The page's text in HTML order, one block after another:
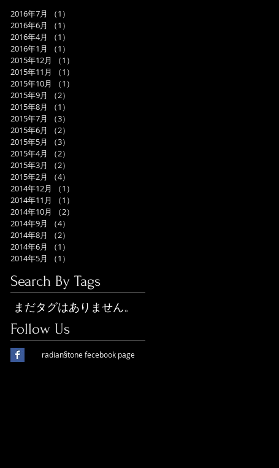
2016年7月 （1）
2016年6月
（1）
2016年4月
（1）
2016年1月
（1）
2015年12月
（1）
2015年11月
（1）
2015年10月
（1）
2015年9月
（2）
2015年8月
（1）
2015年7月
（3）
2015年6月
（2）
2015年5月
（3）
2015年4月
（2）
2015年3月
（2）
2015年2月
（4）
2014年12月
（1）
2014年11月
（1）
2014年10月
（2）
2014年9月
（4）
2014年8月
（2）
2014年6月
（1）
2014年5月
（1）
Search By Tags
まだタグはありません。
Follow Us
radian§tone fecebook page